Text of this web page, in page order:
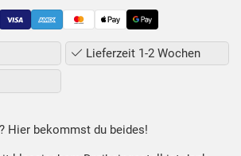
Lieferzeit 1-2 Wochen
Hier bekommst du beides!